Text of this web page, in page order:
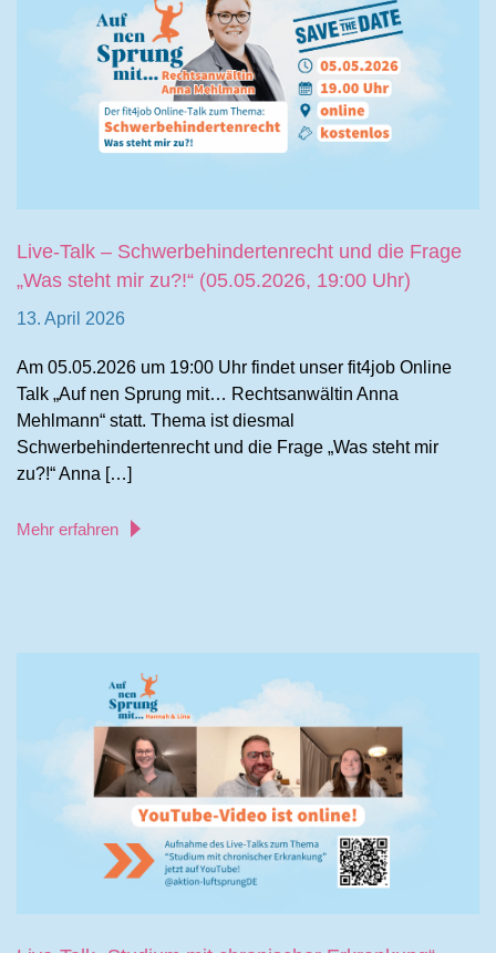
Live-Talk – Schwerbehindertenrecht und die Frage
„Was steht mir zu?!“ (05.05.2026, 19:00 Uhr)
13. April 2026
Am 05.05.2026 um 19:00 Uhr findet unser fit4job Online
Talk „Auf nen Sprung mit… Rechtsanwältin Anna
Mehlmann“ statt. Thema ist diesmal
Schwerbehindertenrecht und die Frage „Was steht mir
zu?!“ Anna […]
Mehr erfahren